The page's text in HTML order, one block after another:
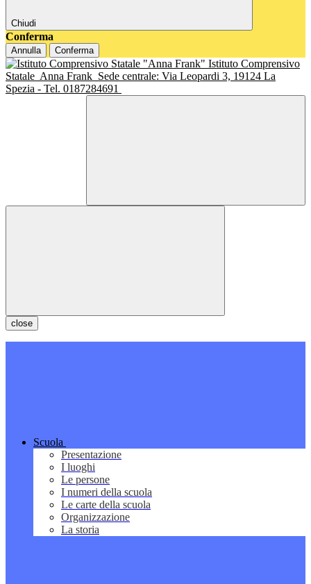
Chiudi
Conferma
Annulla Conferma
Istituto Comprensivo
Statale Anna Frank Sede centrale: Via Leopardi 3, 19124 La
Spezia - Tel. 0187284691
close
Scuola
Presentazione
I luoghi
Le persone
I numeri della scuola
Le carte della scuola
Organizzazione
La storia